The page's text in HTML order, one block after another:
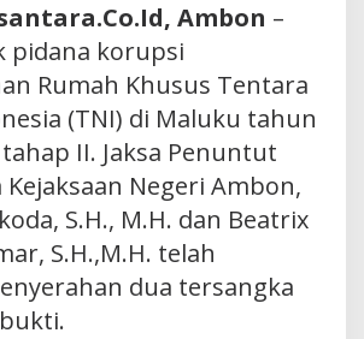
Ambon –
pidana korupsi
Rumah Khusus Tentara
(TNI) di Maluku tahun
II. Jaksa Penuntut
Negeri Ambon,
S.H., M.H. dan Beatrix
S.H.,M.H. telah
dua tersangka